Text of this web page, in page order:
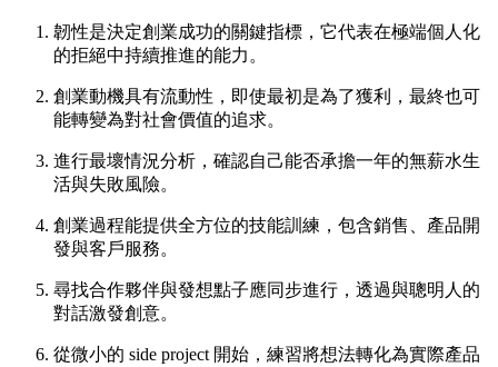
韌性是決定創業成功的關鍵指標，它代表在極端個人化
的拒絕中持續推進的能力。
創業動機具有流動性，即使最初是為了獲利，最終也可
能轉變為對社會價值的追求。
進行最壞情況分析，確認自己能否承擔一年的無薪水生
活與失敗風險。
創業過程能提供全方位的技能訓練，包含銷售、產品開
發與客戶服務。
尋找合作夥伴與發想點子應同步進行，透過與聰明人的
對話激發創意。
從微小的 side project 開始，練習將想法轉化為實際產品